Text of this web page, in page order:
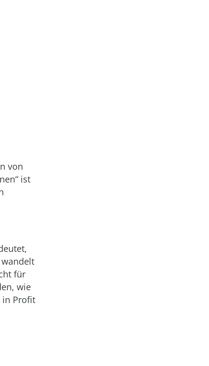
von
ist
für
wie
in Profit